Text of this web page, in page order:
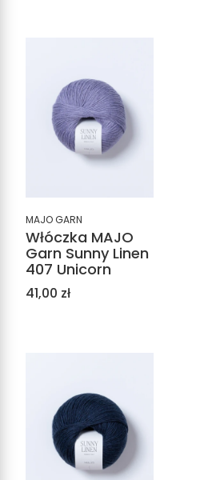
MAJO GARN
Włóczka MAJO
Garn Sunny Linen
407 Unicorn
Cena
41,00 zł